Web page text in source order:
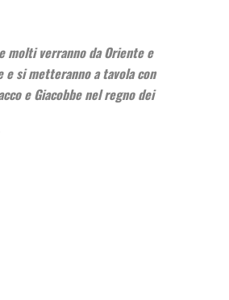
molti verranno da Oriente e
e si metteranno a tavola con
e Giacobbe nel regno dei